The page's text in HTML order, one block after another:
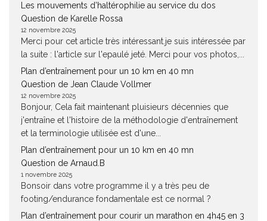
Les mouvements d’haltérophilie au service du dos
Question de Karelle Rossa
12 novembre 2025
Merci pour cet article très intéressant.je suis intéressée par
la suite : l'article sur l'epaulé jeté. Merci pour vos photos,...
Plan d’entraînement pour un 10 km en 40 mn
Question de Jean Claude Vollmer
12 novembre 2025
Bonjour, Cela fait maintenant pluisieurs décennies que
j'entraîne et l'histoire de la méthodologie d'entraînement
et la terminologie utilisée est d'une...
Plan d’entraînement pour un 10 km en 40 mn
Question de Arnaud.B
1 novembre 2025
Bonsoir dans votre programme il y a très peu de
footing/endurance fondamentale est ce normal ?
Plan d’entraînement pour courir un marathon en 4h45 en 3